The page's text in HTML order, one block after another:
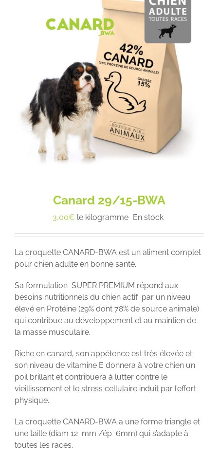
Canard 29/15-BWA
3,00€ le kilogramme En stock
La croquette CANARD-BWA est un aliment complet
pour chien adulte en bonne santé.
Sa formulation SUPER PREMIUM répond aux
besoins nutritionnels du chien actif par un niveau
élevé en Protéine (29% dont 78% de source animale)
qui contribue au développement et au maintien de
la masse musculaire.
Riche en canard, son appétence est très élevée et
son niveau de vitamine E donnera à votre chien un
poil brillant et contribuera à lutter contre le
vieillissement et le stress cellulaire induit par l’effort
physique.
La croquette CANARD-BWA a une forme triangle et
une taille (diam 12 mm /ép 6mm) qui s’adapte à
toutes les races.